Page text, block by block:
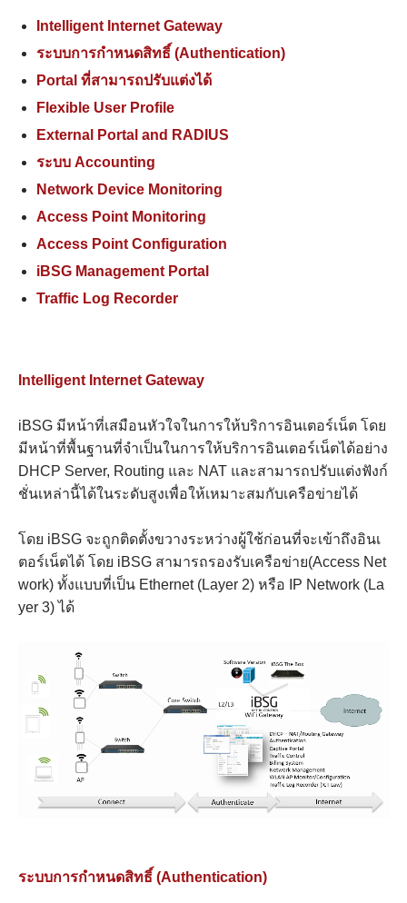
Intelligent Internet Gateway
ระบบการกำหนดสิทธิ์ (Authentication)
Portal ที่สามารถปรับแต่งได้
Flexible User Profile
External Portal and RADIUS
ระบบ Accounting
Network Device Monitoring
Access Point Monitoring
Access Point Configuration
iBSG Management Portal
Traffic Log Recorder
Intelligent Internet Gateway
iBSG มีหน้าที่เสมือนหัวใจในการให้บริการอินเตอร์เน็ต โดย
มีหน้าที่พื้นฐานที่จำเป็นในการให้บริการอินเตอร์เน็ตได้อย่าง
DHCP Server, Routing และ NAT และสามารถปรับแต่งฟังก์
ชั่นเหล่านี้ได้ในระดับสูงเพื่อให้เหมาะสมกับเครือข่ายได้
โดย iBSG จะถูกติดตั้งขวางระหว่างผู้ใช้ก่อนที่จะเข้าถึงอินเ
ตอร์เน็ตได้ โดย iBSG สามารถรองรับเครือข่าย(Access Net
work) ทั้งแบบที่เป็น Ethernet (Layer 2) หรือ IP Network (La
yer 3) ได้
ระบบการกำหนดสิทธิ์ (Authentication)